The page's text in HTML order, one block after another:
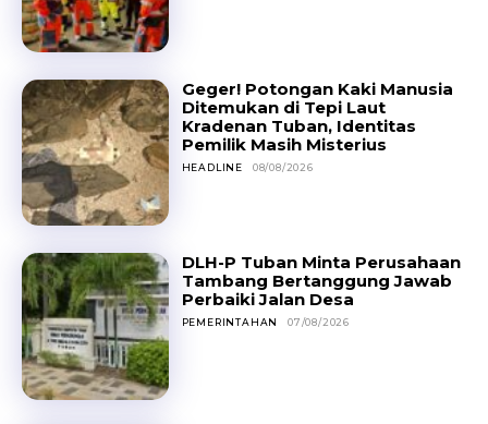
Geger! Potongan Kaki Manusia
Ditemukan di Tepi Laut
Kradenan Tuban, Identitas
Pemilik Masih Misterius
HEADLINE 08/08/2026
DLH-P Tuban Minta Perusahaan
Tambang Bertanggung Jawab
Perbaiki Jalan Desa
PEMERINTAHAN 07/08/2026